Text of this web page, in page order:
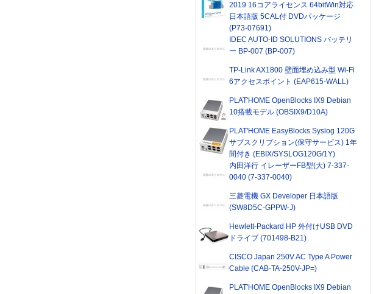
2019 16コアライセンス 64bitWin対応
日本語版 5CAL付 DVDパッケージ
(P73-07691)
IDEC AUTO-ID SOLUTIONS バッテリ
ー BP-007 (BP-007)
TP-Link AX1800 壁面埋め込み型 Wi-Fi
6アクセスポイント (EAP615-WALL)
PLAT'HOME OpenBlocks IX9 Debian
10搭載モデル (OBSIX9/D10A)
PLAT'HOME EasyBlocks Syslog 120G
サブスクリプション(保守サービス) 1年
間付き (EBIX/SYSLOG120G/1Y)
内田洋行 イレーザーFB型(大) 7-337-
0040 (7-337-0040)
三菱電機 GX Developer 日本語版
(SW8D5C-GPPW-J)
Hewlett-Packard HP 外付けUSB DVD
ドライブ (701498-B21)
CISCO Japan 250V AC Type A Power
Cable (CAB-TA-250V-JP=)
PLAT'HOME OpenBlocks IX9 Debian